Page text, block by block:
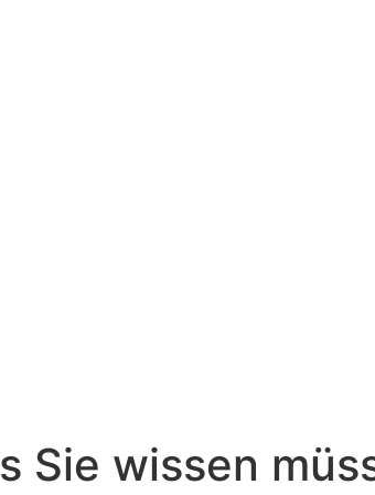
Sie wissen